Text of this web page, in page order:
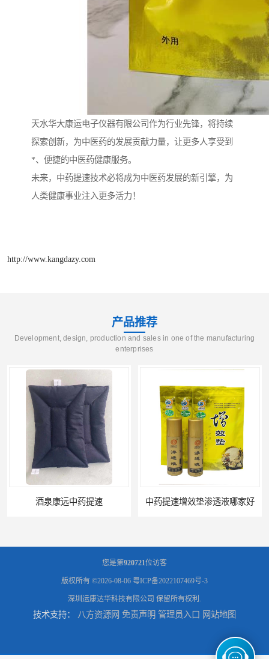
天水华大康运电子仪器有限公司作为行业先锋，将持续
探索创新，为中医药的发展贡献力量，让更多人享受到
*、便捷的中医药健康服务。
未来，中药提速技术必将成为中医药发展的新引擎，为
人类健康事业注入更多活力！
http://www.kangdazy.com
产品推荐
Development, design, production and sales in one of the manufacturing
enterprises
酒泉康远中药提速 中药提速增效垫渗透液哪家好
兰州中药提速脉冲治疗仪 家用中药提速治疗仪报价
您是第920721位访客
版权所有 ©2026-08-06 粤ICP备2022107469号-3
深圳运康达华科技有限公司 保留所有权利.
技术支持： 八方资源网 免责声明 管理员入口 网站地图